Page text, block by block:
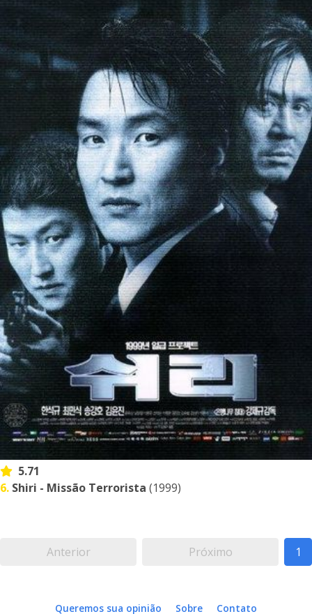
5.71
6. Shiri - Missão Terrorista (1999)
Anterior Próximo 1
Queremos sua opinião Sobre Contato